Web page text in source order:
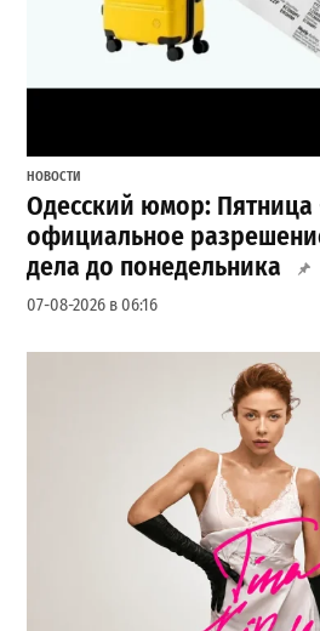
НОВОСТИ
Одесский юмор: Пятница
официальное
дела до понедельника
07-08-2026 в 06:16